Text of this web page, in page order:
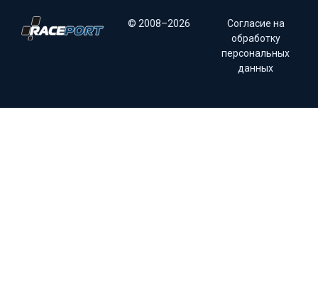
© 2008–2026
Согласие на
обработку
персональных
данных